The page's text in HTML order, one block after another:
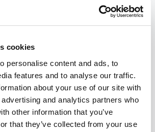
cookies
personalise content and ads, to
features and to analyse our traffic.
about your use of our site with
and analytics partners who
other information that you’ve
that they’ve collected from your use
OD
I
artykuły
paszy dla konia to 1